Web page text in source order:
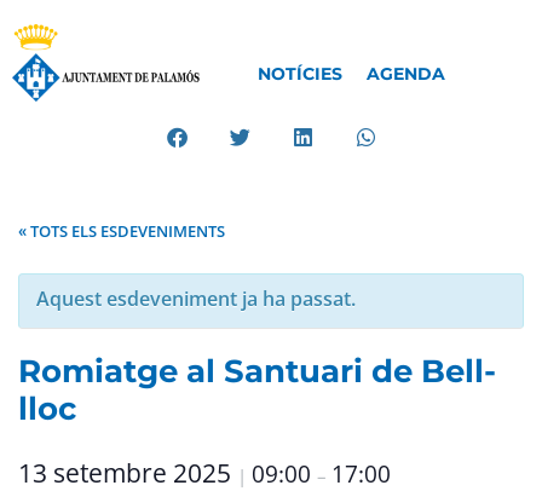
NOTÍCIES AGENDA
« TOTS ELS ESDEVENIMENTS
Aquest esdeveniment ja ha passat.
Romiatge al Santuari de Bell-
lloc
13 setembre 2025 | 09:00 – 17:00